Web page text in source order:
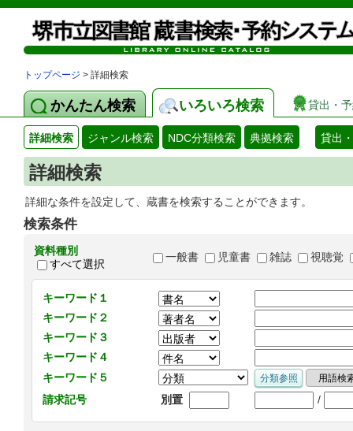
トップページ > 詳細検索
かんたん検索 いろいろ検索 貸出・
詳細検索 ジャンル検索 NDC分類検索 典拠検索 貸出
詳細検索
詳細な条件を設定して、蔵書を検索することができます。
検索条件
資料種別
すべて選択
一般書 児童書 雑誌 視聴覚
キーワード１
キーワード２
キーワード３
キーワード４
キーワード５
請求記号
別置 /